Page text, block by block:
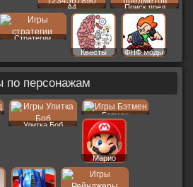
A4 Поиск пред
Стратегии
Квесты
ФНФ моды
по персонажам
Улитка Боб
Бэтмен
Марио